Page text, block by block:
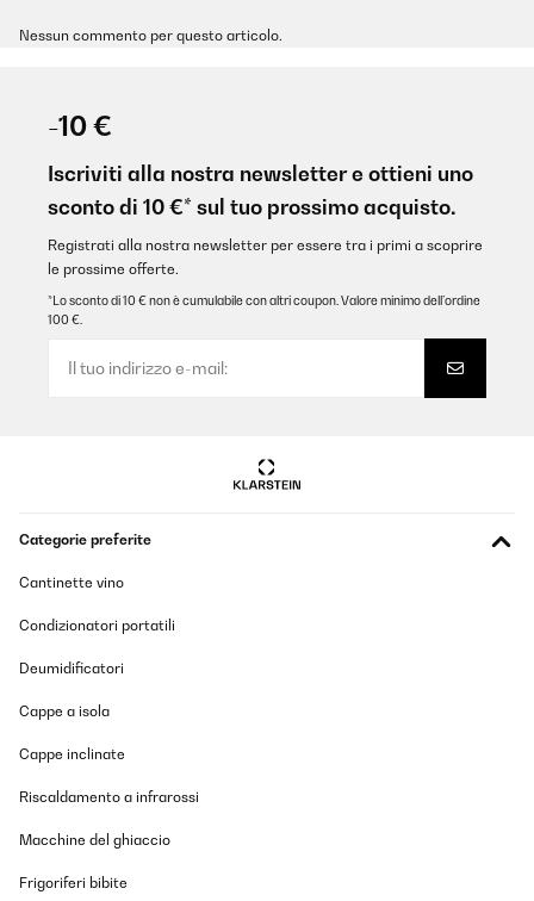
Nessun commento per questo articolo.
-10 €
Iscriviti alla nostra newsletter e ottieni uno
sconto di 10 €* sul tuo prossimo acquisto.
Registrati alla nostra newsletter per essere tra i primi a scoprire
le prossime offerte.
*Lo sconto di 10 € non è cumulabile con altri coupon. Valore minimo dell’ordine
100 €.
Categorie preferite
Cantinette vino
Condizionatori portatili
Deumidificatori
Cappe a isola
Cappe inclinate
Riscaldamento a infrarossi
Macchine del ghiaccio
Frigoriferi bibite